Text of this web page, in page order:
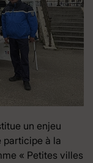
un enjeu
participe à la
« Petites villes